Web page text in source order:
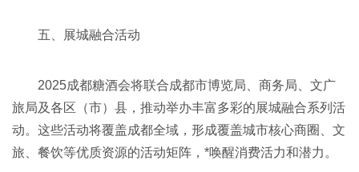
五、展城融合活动
2025成都糖酒会将联合成都市博览局、商务局、文广
旅局及各区（市）县，推动举办丰富多彩的展城融合系列活
动。这些活动将覆盖成都全域，形成覆盖城市核心商圈、文
旅、餐饮等优质资源的活动矩阵，*唤醒消费活力和潜力。